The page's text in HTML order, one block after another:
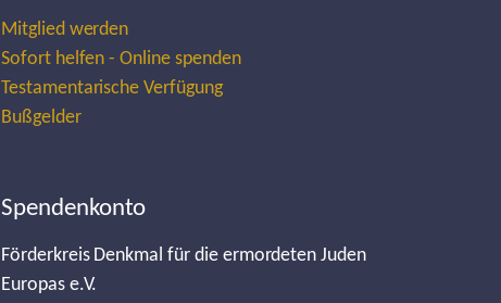
Mitglied werden
Sofort helfen - Online spenden
Testamentarische Verfügung
Bußgelder
Spendenkonto
Förderkreis Denkmal für die ermordeten Juden
Europas e.V.